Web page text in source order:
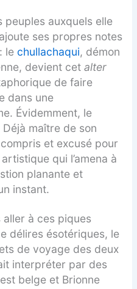
peuples auxquels elle
ses propres notes
le chullachaqui, démon
devient cetalter
de faire
dans une
Évidemment, le
maître de son
et excusé pour
qui l’amena à
planante et
instant.
aller à ces piques
délires ésotériques, le
de voyage des deux
interpréter par des
belge et Brionne